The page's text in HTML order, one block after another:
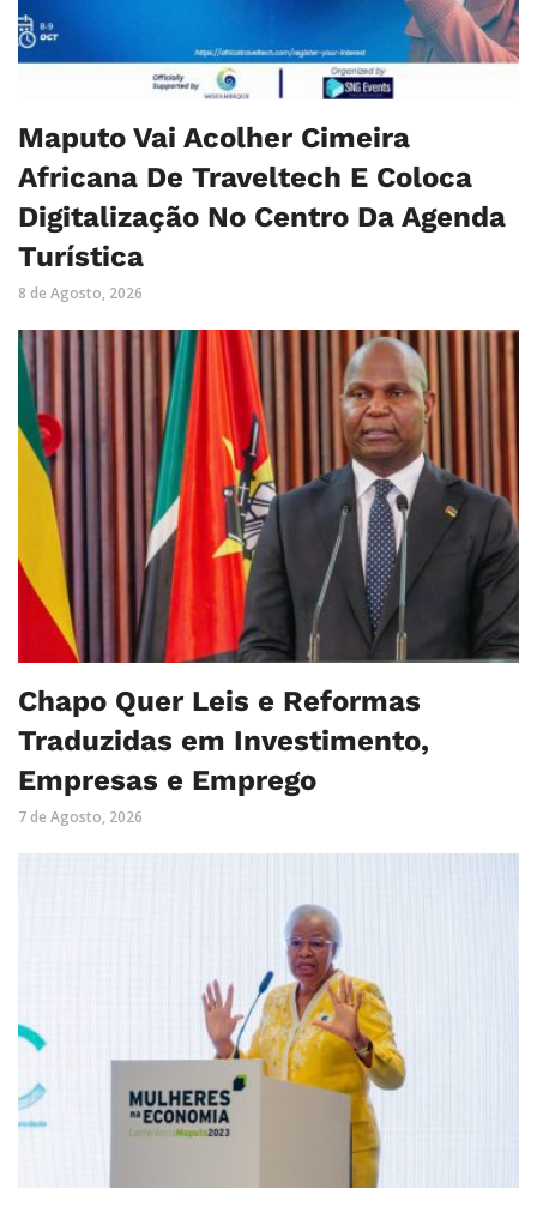
Maputo Vai Acolher Cimeira
Africana De Traveltech E Coloca
Digitalização No Centro Da Agenda
Turística
8 de Agosto, 2026
Chapo Quer Leis e Reformas
Traduzidas em Investimento,
Empresas e Emprego
7 de Agosto, 2026